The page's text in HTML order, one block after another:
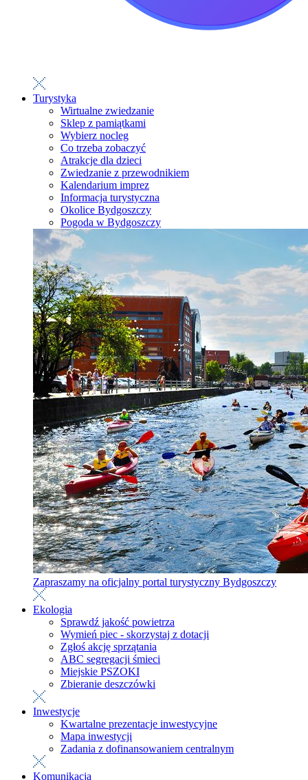
Turystyka
Wirtualne zwiedzanie
Sklep z pamiątkami
Wybierz nocleg
Co trzeba zobaczyć
Atrakcje dla dzieci
Zwiedzanie z przewodnikiem
Kalendarium imprez
Informacja turystyczna
Okolice Bydgoszczy
Pogoda w Bydgoszczy
Zapraszamy na oficjalny portal turystyczny Bydgoszczy
Ekologia
Sprawdź jakość powietrza
Wymień piec - skorzystaj z dotacji
Zgłoś akcję sprzątania
ABC segregacji śmieci
Miejskie PSZOKI
Zbieranie deszczówki
Inwestycje
Kwartalne prezentacje inwestycyjne
Mapa inwestycji
Zadania z dofinansowaniem centralnym
Komunikacja